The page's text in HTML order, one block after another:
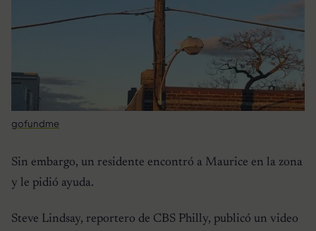
gofundme
Sin embargo, un residente encontró a Maurice en la zona
y le pidió ayuda.
Steve Lindsay, reportero de CBS Philly, publicó un video